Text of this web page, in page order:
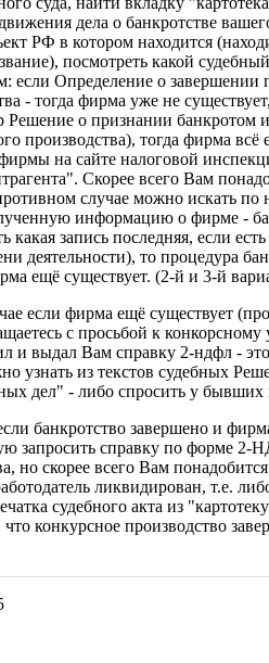
дела о банкротстве
РФ в котором находится
посмотреть какой
если Определение о завершении
- тогда фирма уже не
Решение о признании банкротом
производства), тогда фирма
на сайте налоговой
Скорее всего Вам
случае можно искать по
информацию о фирме -
какая запись последняя, если
деятельности), то процедура
ещё существует. (2-й и 3-й
если фирма ещё существует
с просьбой к
и выдал Вам справку 2-ндфл -
узнать из текстов судебных
дел" - либо спросить у бывших
банкротство завершено и
запросить справку по форме
но скорее всего Вам
ликвидирован, т.е.
судебного акта из
что конкурсное производство